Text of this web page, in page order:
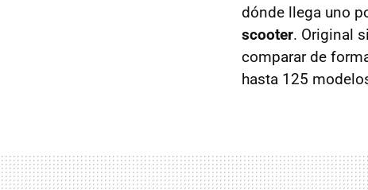
dónde llega uno
scooter. Original
comparar de
hasta 125